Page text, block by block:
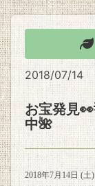
2018/07/14
お宝発見
中🌺
2018年7月14日 (土)